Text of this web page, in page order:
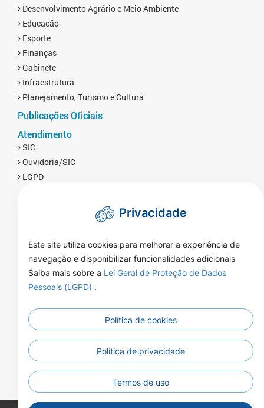
Desenvolvimento Agrário e Meio Ambiente
Educação
Esporte
Finanças
Gabinete
Infraestrutura
Planejamento, Turismo e Cultura
Publicações Oficiais
Atendimento
SIC
Ouvidoria/SIC
LGPD
Endereço:
Rua Naor Ferrari 1080 - Centro - CEP
Atendimento:
07:00 às 13:00 horas Segunda a
Sexta-feira
Telefone:(66)3592-3200
Privacidade
Este site utiliza cookies para melhorar a experiência de
navegação e disponibilizar funcionalidades adicionais
Saiba mais sobre a Lei Geral de Proteção de Dados
Pessoais (LGPD) .
Política de cookies
Política de privacidade
Termos de uso